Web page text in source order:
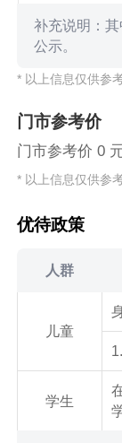
补充说明：
公示。
* 以上信息仅供参
门市参考价
门市参考价 0
* 以上信息仅供参
优待政策
人群
儿童
学生